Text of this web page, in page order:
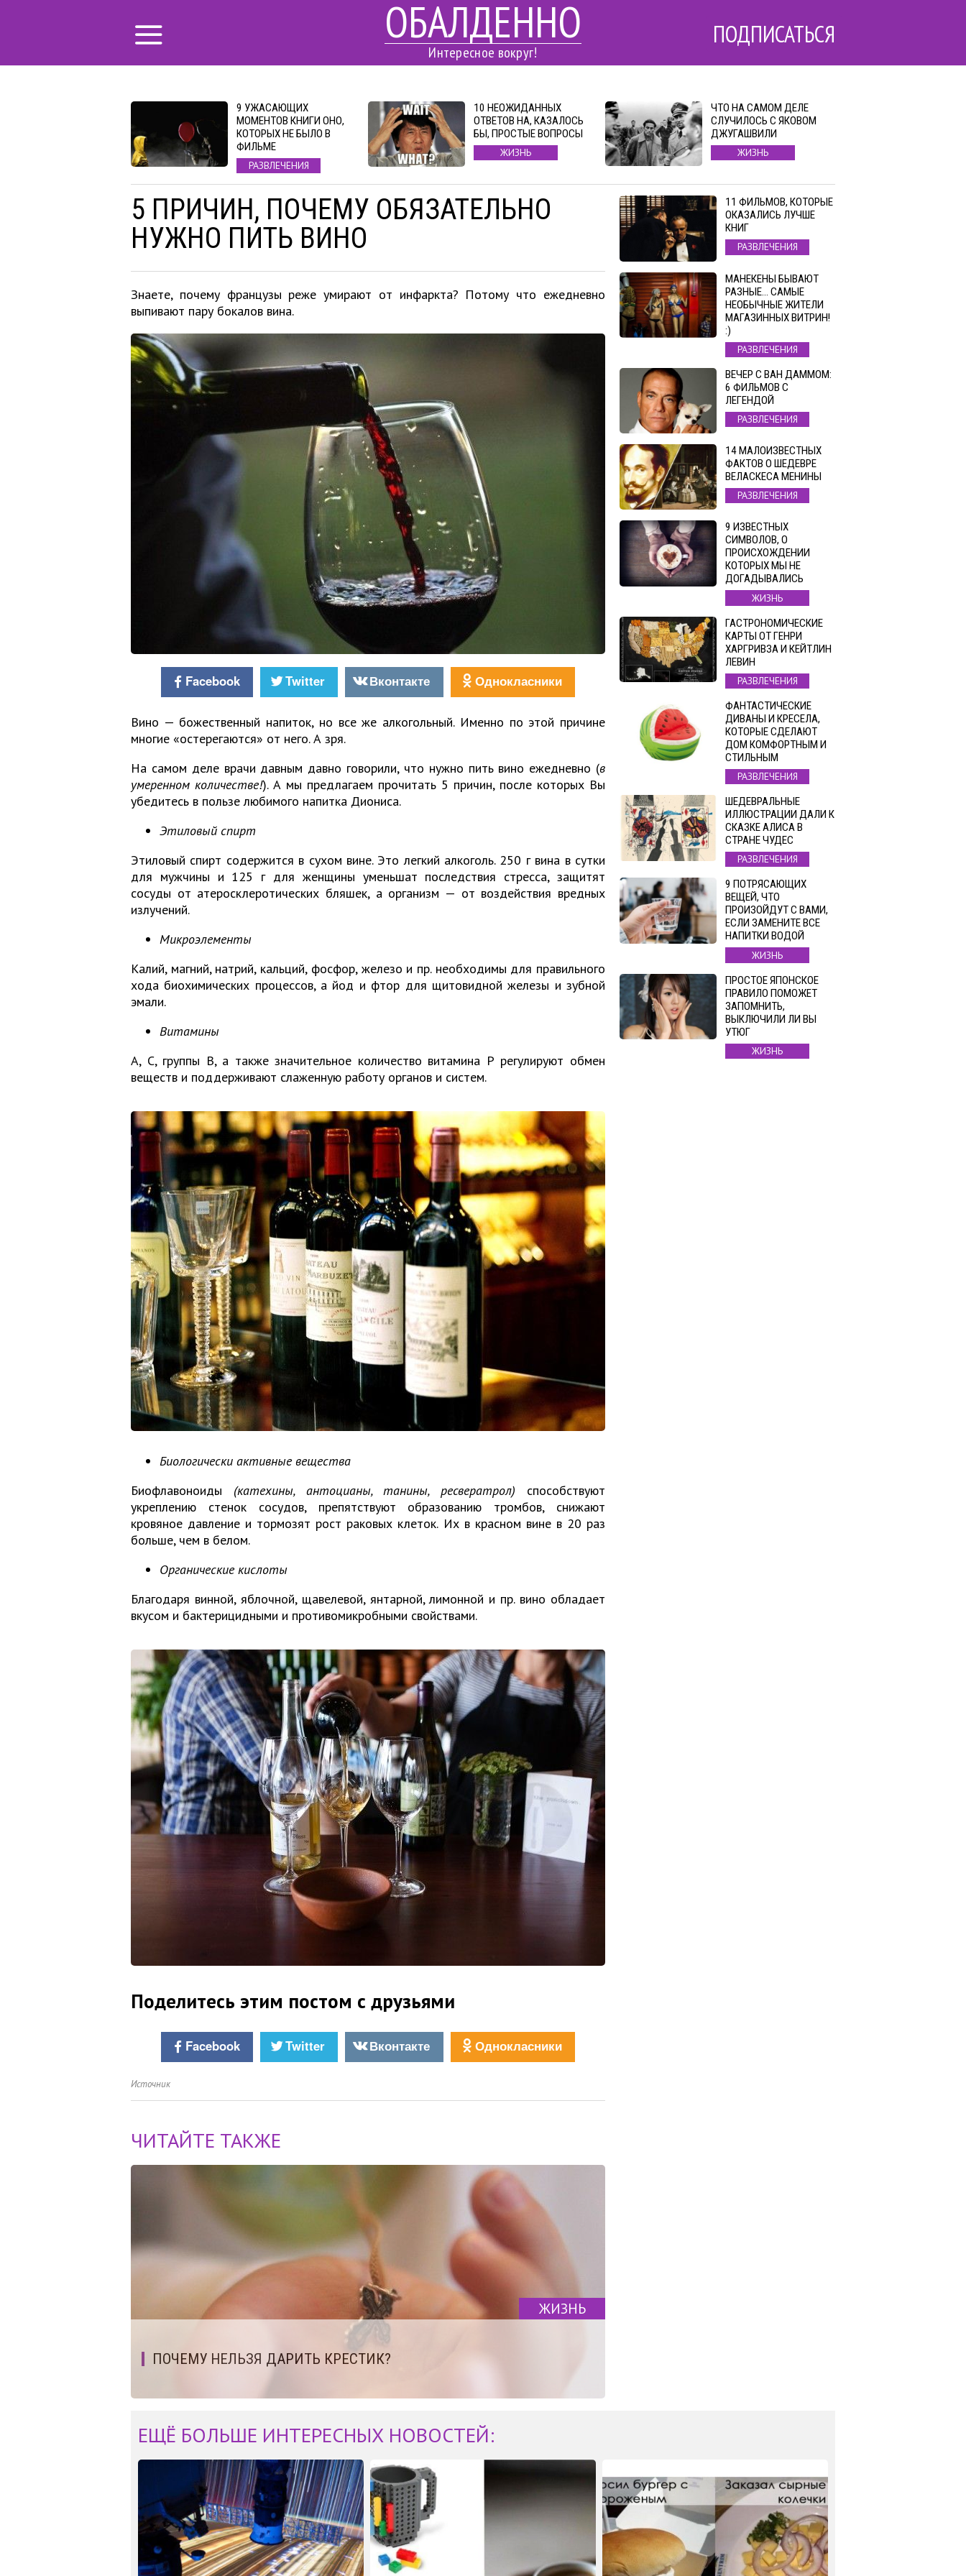
ОБАЛДЕННО
Интересное вокруг!
ПОДПИСАТЬСЯ
9 УЖАСАЮЩИХ
МОМЕНТОВ КНИГИ ОНО,
КОТОРЫХ НЕ БЫЛО В
ФИЛЬМЕ
РАЗВЛЕЧЕНИЯ
10 НЕОЖИДАННЫХ
ОТВЕТОВ НА, КАЗАЛОСЬ
БЫ, ПРОСТЫЕ ВОПРОСЫ
ЖИЗНЬ
ЧТО НА САМОМ ДЕЛЕ
СЛУЧИЛОСЬ С ЯКОВОМ
ДЖУГАШВИЛИ
ЖИЗНЬ
5 ПРИЧИН, ПОЧЕМУ ОБЯЗАТЕЛЬНО
НУЖНО ПИТЬ ВИНО
Знаете, почему французы реже умирают от инфаркта? Потому что ежедневно
выпивают пару бокалов вина.
Facebook Twitter Вконтакте Однокласники
Вино — божественный напиток, но все же алкогольный. Именно по этой причине
многие «остерегаются» от него. А зря.
На самом деле врачи давным давно говорили, что нужно пить вино ежедневно (в
умеренном количестве!). А мы предлагаем прочитать 5 причин, после которых Вы
убедитесь в пользе любимого напитка Диониса.
Этиловый спирт
Этиловый спирт содержится в сухом вине. Это легкий алкоголь. 250 г вина в сутки
для мужчины и 125 г для женщины уменьшат последствия стресса, защитят
сосуды от атеросклеротических бляшек, а организм — от воздействия вредных
излучений.
Микроэлементы
Калий, магний, натрий, кальций, фосфор, железо и пр. необходимы для правильного
хода биохимических процессов, а йод и фтор для щитовидной железы и зубной
эмали.
Витамины
A, С, группы B, а также значительное количество витамина Р регулируют обмен
веществ и поддерживают слаженную работу органов и систем.
Биологически активные вещества
Биофлавоноиды (катехины, антоцианы, танины, ресвератрол) способствуют
укреплению стенок сосудов, препятствуют образованию тромбов, снижают
кровяное давление и тормозят рост раковых клеток. Их в красном вине в 20 раз
больше, чем в белом.
Органические кислоты
Благодаря винной, яблочной, щавелевой, янтарной, лимонной и пр. вино обладает
вкусом и бактерицидными и противомикробными свойствами.
Поделитесь этим постом с друзьями
Facebook Twitter Вконтакте Однокласники
Источник
ЧИТАЙТЕ ТАКЖЕ
ЖИЗНЬ
ПОЧЕМУ НЕЛЬЗЯ ДАРИТЬ КРЕСТИК?
11 ФИЛЬМОВ, КОТОРЫЕ
ОКАЗАЛИСЬ ЛУЧШЕ
КНИГ
РАЗВЛЕЧЕНИЯ
МАНЕКЕНЫ БЫВАЮТ
РАЗНЫЕ… САМЫЕ
НЕОБЫЧНЫЕ ЖИТЕЛИ
МАГАЗИННЫХ ВИТРИН!
:)
РАЗВЛЕЧЕНИЯ
ВЕЧЕР С ВАН ДАММОМ:
6 ФИЛЬМОВ С
ЛЕГЕНДОЙ
РАЗВЛЕЧЕНИЯ
14 МАЛОИЗВЕСТНЫХ
ФАКТОВ О ШЕДЕВРЕ
ВЕЛАСКЕСА МЕНИНЫ
РАЗВЛЕЧЕНИЯ
9 ИЗВЕСТНЫХ
СИМВОЛОВ, О
ПРОИСХОЖДЕНИИ
КОТОРЫХ МЫ НЕ
ДОГАДЫВАЛИСЬ
ЖИЗНЬ
ГАСТРОНОМИЧЕСКИЕ
КАРТЫ ОТ ГЕНРИ
ХАРГРИВЗА И КЕЙТЛИН
ЛЕВИН
РАЗВЛЕЧЕНИЯ
ФАНТАСТИЧЕСКИЕ
ДИВАНЫ И КРЕСЕЛА,
КОТОРЫЕ СДЕЛАЮТ
ДОМ КОМФОРТНЫМ И
СТИЛЬНЫМ
РАЗВЛЕЧЕНИЯ
ШЕДЕВРАЛЬНЫЕ
ИЛЛЮСТРАЦИИ ДАЛИ К
СКАЗКЕ АЛИСА В
СТРАНЕ ЧУДЕС
РАЗВЛЕЧЕНИЯ
9 ПОТРЯСАЮЩИХ
ВЕЩЕЙ, ЧТО
ПРОИЗОЙДУТ С ВАМИ,
ЕСЛИ ЗАМЕНИТЕ ВСЕ
НАПИТКИ ВОДОЙ
ЖИЗНЬ
ПРОСТОЕ ЯПОНСКОЕ
ПРАВИЛО ПОМОЖЕТ
ЗАПОМНИТЬ,
ВЫКЛЮЧИЛИ ЛИ ВЫ
УТЮГ
ЖИЗНЬ
ЕЩЁ БОЛЬШЕ ИНТЕРЕСНЫХ НОВОСТЕЙ: